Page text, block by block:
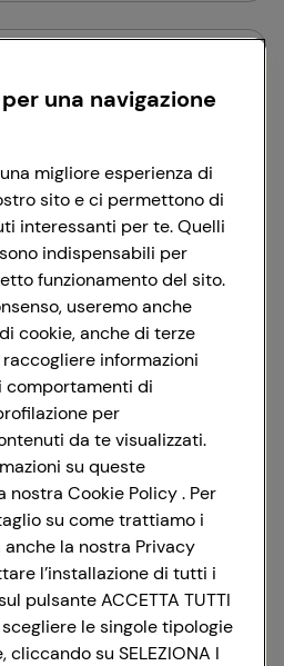
pwd}} o {{recover-email}}
e si applicano
Accedi
Oppure
social, rimarrai connesso per 12 ore.
con Google
una navigazione
migliore esperienza di
sito e ci permettono di
interessanti per te. Quelli
indispensabili per
funzionamento del sito.
useremo anche
cookie, anche di terze
informazioni
comportamenti di
per
da te visualizzati.
su queste
nostra Cookie Policy . Per
su come trattiamo i
la nostra Privacy
l’installazione di tutti i
pulsante ACCETTA TUTTI
scegliere le singole tipologie
su SELEZIONA I